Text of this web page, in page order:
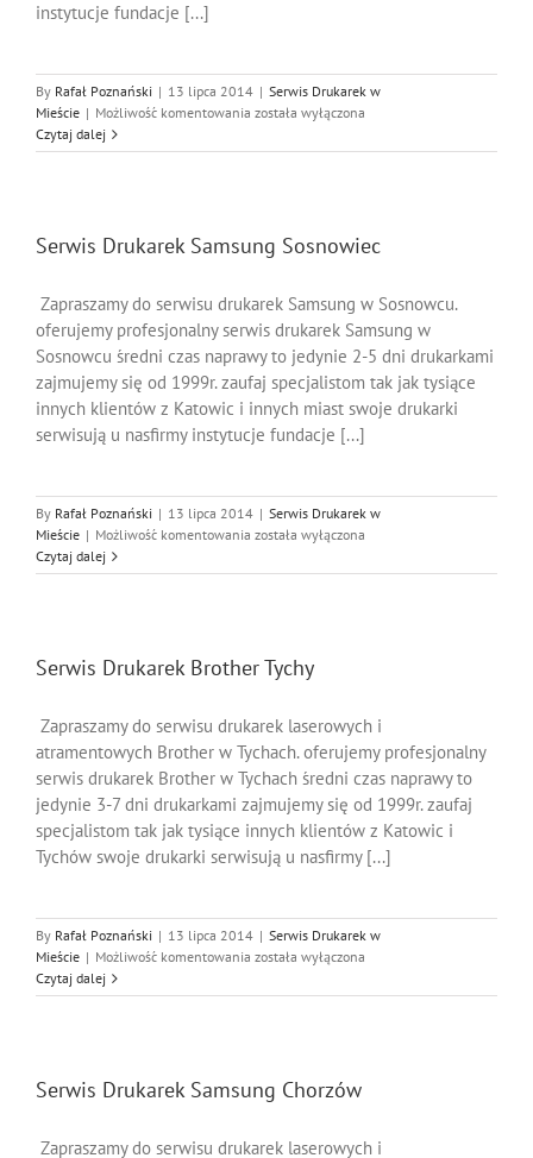
instytucje fundacje [...]
By Rafał Poznański | 13 lipca 2014 | Serwis Drukarek w
Mieście | Możliwość komentowania Serwis
Zebra
została wyłączona
Czytaj dalej
Serwis Drukarek Samsung Sosnowiec
Zapraszamy do serwisu drukarek Samsung w Sosnowcu.
oferujemy profesjonalny serwis drukarek Samsung w
Sosnowcu średni czas naprawy to jedynie 2-5 dni drukarkami
zajmujemy się od 1999r. zaufaj specjalistom tak jak tysiące
innych klientów z Katowic i innych miast swoje drukarki
serwisują u nasfirmy instytucje fundacje [...]
By Rafał Poznański | 13 lipca 2014 | Serwis Drukarek w
Mieście | Możliwość komentowania Serwis
Samsung
została wyłączona
Czytaj dalej
Serwis Drukarek Brother Tychy
Zapraszamy do serwisu drukarek laserowych i
atramentowych Brother w Tychach. oferujemy profesjonalny
serwis drukarek Brother w Tychach średni czas naprawy to
jedynie 3-7 dni drukarkami zajmujemy się od 1999r. zaufaj
specjalistom tak jak tysiące innych klientów z Katowic i
Tychów swoje drukarki serwisują u nasfirmy [...]
By Rafał Poznański | 13 lipca 2014 | Serwis Drukarek w
Mieście | Możliwość komentowania Serwis
Brother
została wyłączona
Czytaj dalej
Serwis Drukarek Samsung Chorzów
Zapraszamy do serwisu drukarek laserowych i